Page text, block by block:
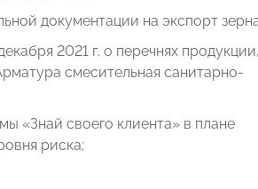
документации на экспорт
2021 г. о перечнях продукции,
смесительная санитарно-
«Знай своего клиента» в плане
риска;